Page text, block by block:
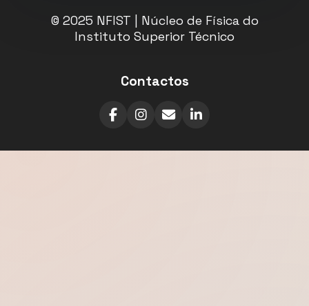
© 2025 NFIST | Núcleo de Física do
Instituto Superior Técnico
Contactos